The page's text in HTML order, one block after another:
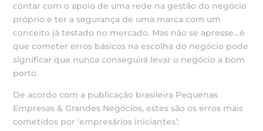
contar com o apoio de uma rede na gestão do negócio
próprio e ter a segurança de uma marca com um
conceito já testado no mercado. Mas não se apresse…é
que cometer erros básicos na escolha do negócio pode
significar que nunca conseguirá levar o negócio a bom
porto.
De acordo com a publicação brasileira Pequenas
Empresas & Grandes Negócios, estes são os erros mais
cometidos por ‘empresários iniciantes’: